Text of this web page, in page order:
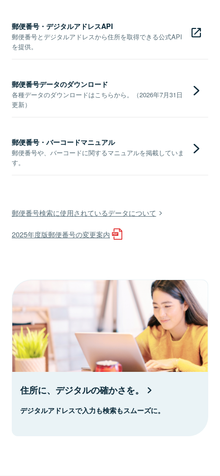
郵便番号・デジタルアドレスAPI
郵便番号とデジタルアドレスから住所を取得できる公式API
を提供。
郵便番号データのダウンロード
各種データのダウンロードはこちらから。（2026年7月31日
更新）
郵便番号・バーコードマニュアル
郵便番号や、バーコードに関するマニュアルを掲載していま
す。
郵便番号検索に使用されているデータについて
2025年度版郵便番号の変更案内
住所に、デジタルの確かさを。
デジタルアドレスで入力も検索もスムーズに。